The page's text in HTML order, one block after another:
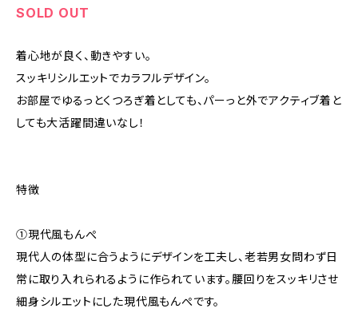
SOLD OUT
着心地が良く、動きやすい。
スッキリシルエットでカラフルデザイン。
お部屋でゆるっとくつろぎ着としても、パーっと外でアクティブ着と
しても大活躍間違いなし！
特徴
①現代風もんぺ
現代人の体型に合うようにデザインを工夫し、老若男女問わず日
常に取り入れられるように作られています。腰回りをスッキリさせ
細身シルエットにした現代風もんぺです。